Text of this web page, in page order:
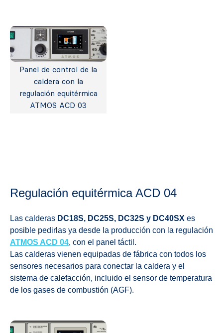
Panel de control de la
caldera con la
regulación equitérmica
ATMOS ACD 03
Regulación equitérmica ACD 04
Las calderas DC18S, DC25S, DC32S y DC40SX es
posible pedirlas ya desde la producción con la regulación
ATMOS ACD 04, con el panel táctil.
Las calderas vienen equipadas de fábrica con todos los
sensores necesarios para conectar la caldera y el
sistema de calefacción, incluido el sensor de temperatura
de los gases de combustión (AGF).